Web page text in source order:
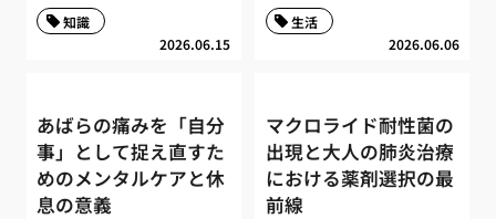
2026.06.15
知識
2026.06.06
生活
あばらの痛みを「自分
事」として捉え直すた
めのメンタルケアと休
息の意義
マクロライド耐性菌の
出現と大人の肺炎治療
における薬剤選択の最
前線